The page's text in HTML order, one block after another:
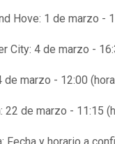
Hove: 1 de marzo -
City: 4 de marzo -
de marzo - 12:00
22 de marzo - 11:15